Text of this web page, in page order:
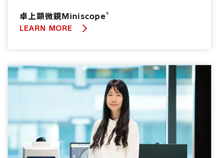
卓上顕微鏡Miniscope®
LEARN MORE